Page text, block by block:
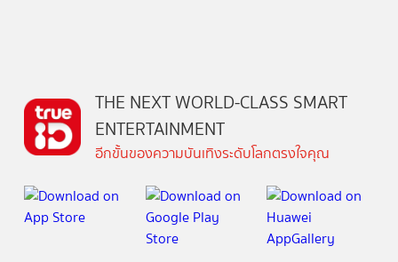
THE NEXT WORLD-CLASS SMART
ENTERTAINMENT
อีกขั้นของความบันเทิงระดับโลกตรงใจคุณ